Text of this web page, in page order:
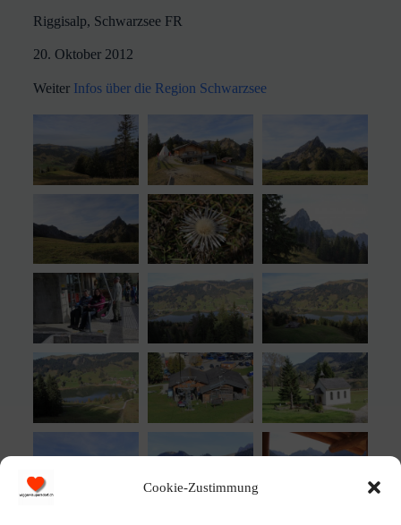
Cookie-Zustimmung
Riggisalp, Schwarzsee FR
20. Oktober 2012
Weiter Infos über die Region Schwarzsee